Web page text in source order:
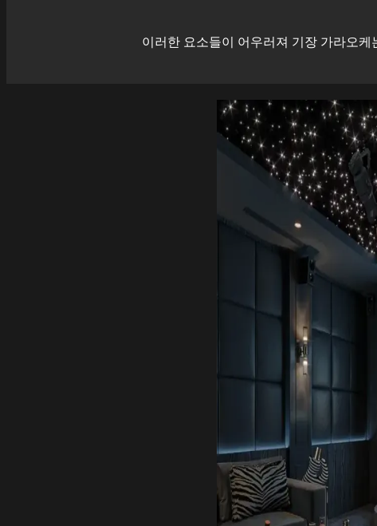
이러한 요소들이 어우러져 기장 가라오케